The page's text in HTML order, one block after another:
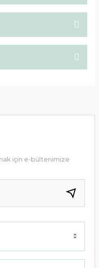
için e-bültenimize